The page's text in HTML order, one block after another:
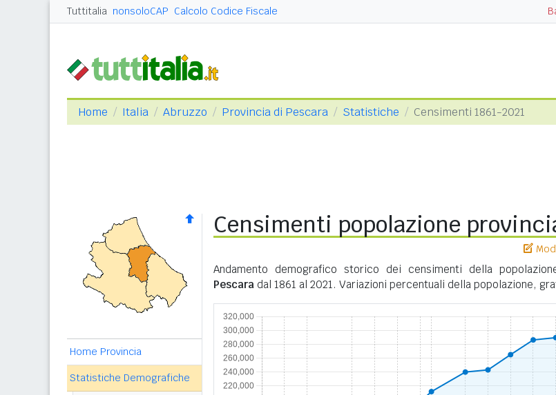
Tuttitalia nonsoloCAP Calcolo Codice Fiscale
Home Italia Abruzzo Provincia di Pescara Statistiche Censimenti 1861-2021
Home Provincia
Statistiche Demografiche
Censimenti popolazione
Andamento demografico storico dei censimenti della
Pescara dal 1861 al 2021. Variazioni percentuali della popolazione,